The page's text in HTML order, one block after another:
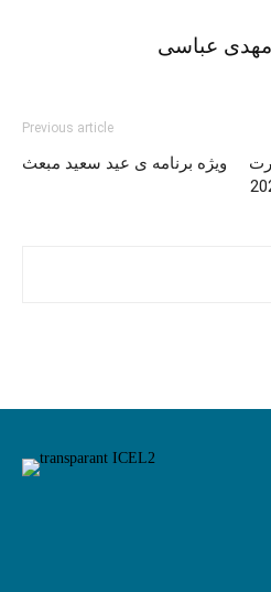
عباسی
Previous article
ویژه برنامه ی عید سعید مبعث